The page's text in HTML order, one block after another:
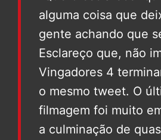
alguma coisa que
gente achando que
Esclareço que, não
Vingadores 4
o mesmo tweet. O
filmagem foi muito
a culminação de